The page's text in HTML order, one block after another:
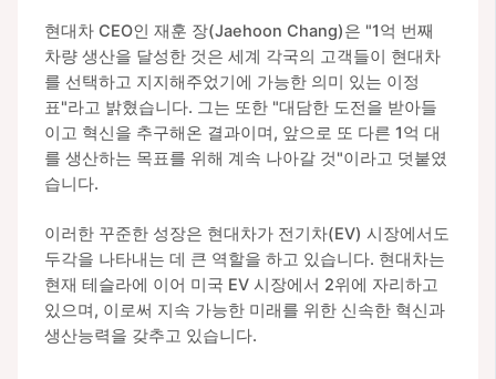
현대차 CEO인 재훈 장(Jaehoon Chang)은 "1억 번째
차량 생산을 달성한 것은 세계 각국의 고객들이 현대차
를 선택하고 지지해주었기에 가능한 의미 있는 이정
표"라고 밝혔습니다. 그는 또한 "대담한 도전을 받아들
이고 혁신을 추구해온 결과이며, 앞으로 또 다른 1억 대
를 생산하는 목표를 위해 계속 나아갈 것"이라고 덧붙였
습니다.
이러한 꾸준한 성장은 현대차가 전기차(EV) 시장에서도
두각을 나타내는 데 큰 역할을 하고 있습니다. 현대차는
현재 테슬라에 이어 미국 EV 시장에서 2위에 자리하고
있으며, 이로써 지속 가능한 미래를 위한 신속한 혁신과
생산능력을 갖추고 있습니다.